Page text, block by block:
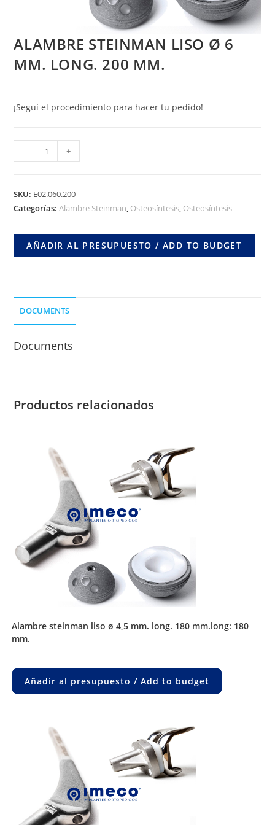
ALAMBRE STEINMAN LISO Ø 6
MM. LONG. 200 MM.
¡Seguí el procedimiento para hacer tu pedido!
ALAMBRE
STEINMAN
Ø
6
LONG.
200
- +
SKU: E02.060.200
Categorías:Alambre Steinman, Osteosíntesis, Osteosíntesis
AÑADIR AL PRESUPUESTO / ADD TO BUDGET
DOCUMENTS
Documents
Productos relacionados
alambre steinman liso ø 4,5 mm. long. 180 mm.long: 180
mm.
Añadir al presupuesto / Add to budget